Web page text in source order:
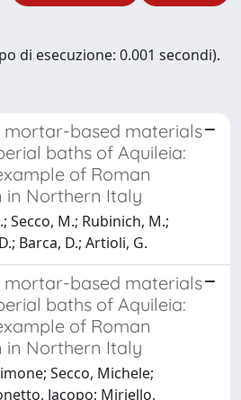
di esecuzione: 0.001 secondi).
based materials
baths of Aquileia:
of Roman
in Northern Italy
Secco, M.; Rubinich, M.;
Barca, D.; Artioli, G.
based materials
baths of Aquileia:
of Roman
in Northern Italy
Secco, Michele;
Jacopo; Miriello,